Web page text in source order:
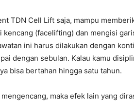
TDN Cell Lift saja, mampu
kencang (facelifting) dan mengisi
ini harus dilakukan dengan
dengan sebulan. Kalau kamu
bisa bertahan hingga satu tahun.
maka efek lain yang